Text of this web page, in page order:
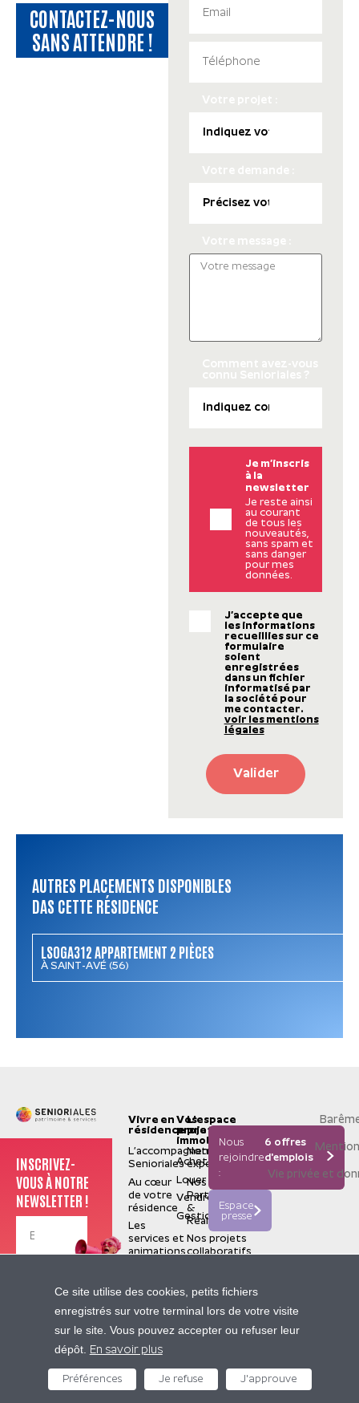
CONTACTEZ-NOUS
SANS ATTENDRE !
Je m’inscris
à la
newsletter
Je reste ainsi
au courant
de tous les
nouveautés,
sans spam et
sans danger
pour mes
données.
J’accepte que
les informations
recueillies sur ce
formulaire
soient
enregistrées
dans un fichier
informatisé par
la société pour
me contacter.
voir les mentions
légales
Valider
AUTRES PLACEMENTS DISPONIBLES
DAS CETTE RÉSIDENCE
LSOGA312 APPARTEMENT 2 PIÈCES
À SAINT-AVÉ (56)
INSCRIVEZ-
VOUS À NOTRE
NEWSLETTER !
Je m'inscris
Contactez-nous
05 62 47 94 94
Vivre en
résidence
L’accompagnement
Senioriales
Au cœur
de votre
résidence
Les
services et
animations
nous ?
Construire
Nous
Vos
projets
immobiliers
Acheter
Louer
Vendre
Gestion
L'espace
pro
Notre
expertise
Nos
Partenaires
&
Réalisations
Nos projets
collaboratifs
de terrain
Nos
sites
Pierre
&
Nous
rejoindre
:
6 offres
d'emplois
Espace
presse
Vie privée et
Ce site utilise des cookies, petits fichiers
enregistrés sur votre terminal lors de votre visite
sur le site. Vous pouvez accepter ou refuser leur
dépôt. En savoir plus
Préférences Je refuse J'approuve